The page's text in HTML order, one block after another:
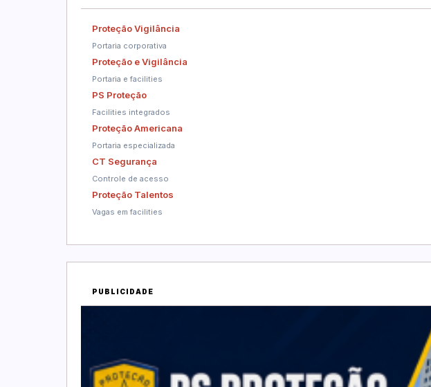
Proteção Vigilância
Portaria corporativa
Proteção e Vigilância
Portaria e facilities
PS Proteção
Facilities integrados
Proteção Americana
Portaria especializada
CT Segurança
Controle de acesso
Proteção Talentos
Vagas em facilities
PUBLICIDADE